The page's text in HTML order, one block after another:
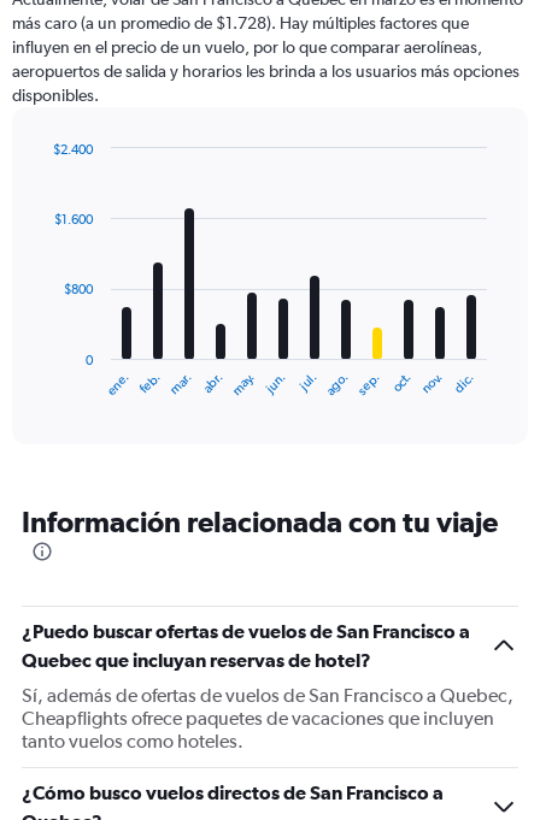
más caro (a un promedio de $1.728). Hay múltiples factores que
influyen en el precio de un vuelo, por lo que comparar aerolíneas,
aeropuertos de salida y horarios les brinda a los usuarios más opciones
disponibles.
with
12
The
categories.
The
Y
axis
displaying
values.
Range:
0
2400.
ene. feb. mar. abr. may. jun. jul. ago. sep. oct. nov. dic.
0
$800
$1.600
$2.400
Información relacionada con tu viaje
¿Puedo buscar ofertas de vuelos de San Francisco a
Quebec que incluyan reservas de hotel?
Sí, además de ofertas de vuelos de San Francisco a Quebec,
Cheapflights ofrece paquetes de vacaciones que incluyen
tanto vuelos como hoteles.
¿Cómo busco vuelos directos de San Francisco a